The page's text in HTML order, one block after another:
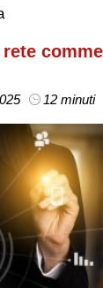
12 minuti